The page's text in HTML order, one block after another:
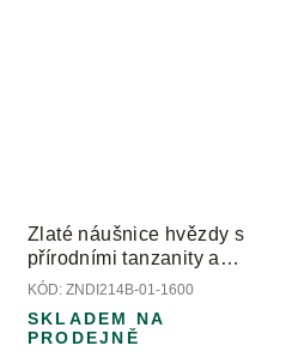
Zlaté náušnice hvězdy s
přírodními tanzanity a
diamanty
KÓD: ZNDI214B-01-1600
SKLADEM NA
PRODEJNĚ